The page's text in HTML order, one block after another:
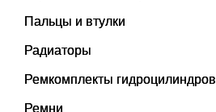
Пальцы и втулки
Радиаторы
Ремкомплекты гидроцилиндров
Ремни